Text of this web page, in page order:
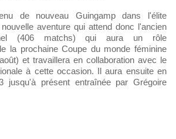
de nouveau Guingamp dans l'élite
aventure qui attend donc l'ancien
(406 matchs) qui aura un rôle
la prochaine Coupe du monde féminine
et travaillera en collaboration avec le
à cette occasion. Il aura ensuite en
jusqu'à présent entraînée par Grégoire